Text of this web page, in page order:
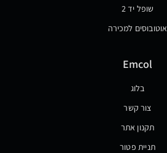
שופל יד 2
אוטובוסים למכירה
Emcol
בלוג
צור קשר
תקנון אתר
תניית פטור